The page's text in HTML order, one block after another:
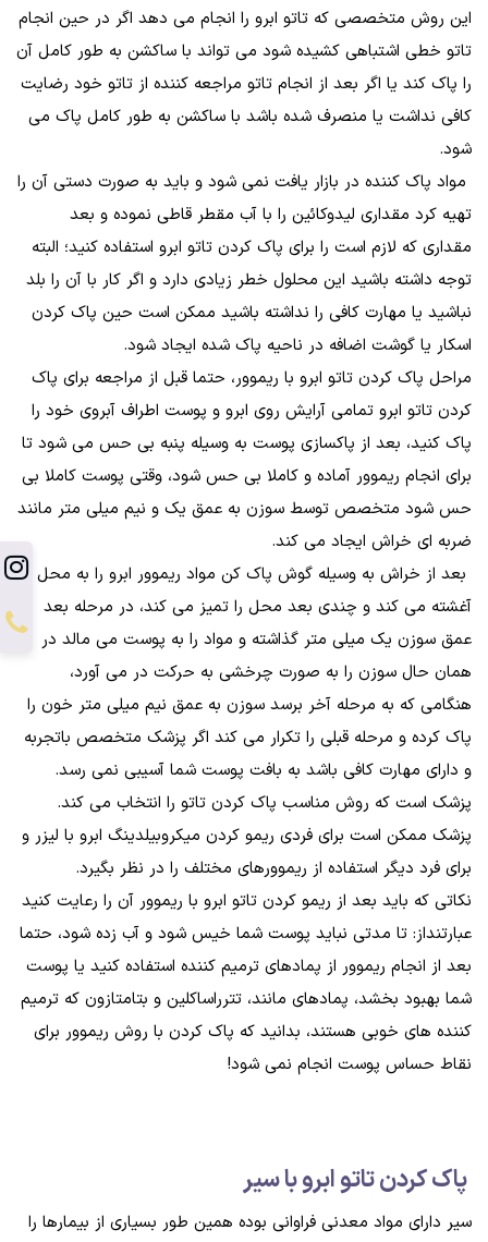
این روش متخصصی که تاتو ابرو را انجام می دهد اگر در حین انجام
تاتو خطی اشتباهی کشیده شود می تواند با ساکشن به طور کامل آن
را پاک کند یا اگر بعد از انجام تاتو مراجعه کننده از تاتو خود رضایت
کافی نداشت یا منصرف شده باشد با ساکشن به طور کامل پاک می
شود.
مواد پاک کننده در بازار یافت نمی شود و باید به صورت دستی آن را
تهیه کرد مقداری لیدوکائین را با آب مقطر قاطی نموده و بعد
مقداری که لازم است را برای پاک کردن تاتو ابرو استفاده کنید؛ البته
توجه داشته باشید این محلول خطر زیادی دارد و اگر کار با آن را بلد
نباشید یا مهارت کافی را نداشته باشید ممکن است حین پاک کردن
اسکار یا گوشت اضافه در ناحیه پاک شده ایجاد شود.
مراحل پاک کردن تاتو ابرو با ریموور، حتما قبل از مراجعه برای پاک
کردن تاتو ابرو تمامی آرایش روی ابرو و پوست اطراف آبروی خود را
پاک کنید، بعد از پاکسازی پوست به وسیله پنبه بی حس می شود تا
برای انجام ریموور آماده و کاملا بی حس شود، وقتی پوست کاملا بی
حس شود متخصص توسط سوزن به عمق یک و نیم میلی متر مانند
ضربه ای خراش ایجاد می کند.
بعد از خراش به وسیله گوش پاک کن مواد ریموور ابرو را به محل
آغشته می کند و چندی بعد محل را تمیز می کند، در مرحله بعد
عمق سوزن یک میلی متر گذاشته و مواد را به پوست می مالد در
همان حال سوزن را به صورت چرخشی به حرکت در می آورد،
هنگامی که به مرحله آخر برسد سوزن به عمق نیم میلی متر خون را
پاک کرده و مرحله قبلی را تکرار می کند اگر پزشک متخصص باتجربه
و دارای مهارت کافی باشد به بافت پوست شما آسیبی نمی رسد.
پزشک است که روش مناسب پاک کردن تاتو را انتخاب می کند.
پزشک ممکن است برای فردی ریمو کردن میکروبیلدینگ ابرو با لیزر و
برای فرد دیگر استفاده از ریموورهای مختلف را در نظر بگیرد.
نکاتی که باید بعد از ریمو کردن تاتو ابرو با ریموور آن را رعایت کنید
عبارتنداز: تا مدتی نباید پوست شما خیس شود و آب زده شود، حتما
بعد از انجام ریموور از پمادهای ترمیم کننده استفاده کنید یا پوست
شما بهبود بخشد، پمادهای مانند، تترراساکلین و بتامتازون که ترمیم
کننده های خوبی هستند، بدانید که پاک کردن با روش ریموور برای
نقاط حساس پوست انجام نمی شود!
پاک کردن تاتو ابرو با سیر
سیر دارای مواد معدنی فراوانی بوده همین طور بسیاری از بیمارها را